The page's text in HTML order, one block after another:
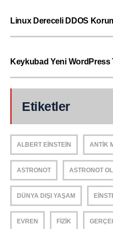
Linux Dereceli DDOS
Keykubad Yeni WordPress
Etiketler
ALBERT EINSTEIN ANTIK
ASTRONOT ASTRONOT
DÜNYA DIŞI YAŞAM
EVREN FIZIK